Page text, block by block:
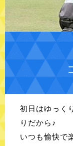
初日はゆっく
りだから♪
いつも愉快で